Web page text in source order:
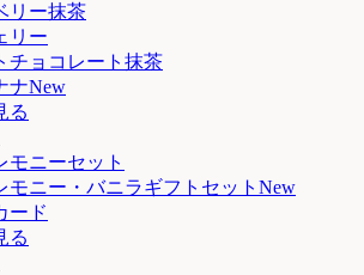
リー抹茶
リー
チョコレート抹茶
ナNew
る
モニーセット
モニー ・バニラギフトセットNew
ード
る